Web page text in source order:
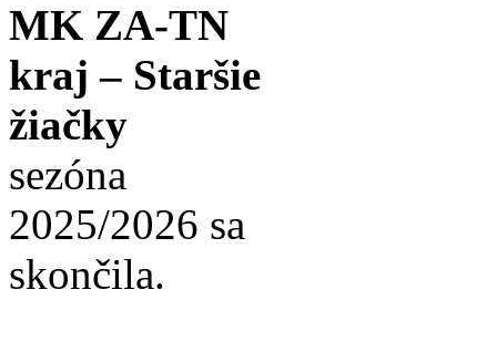
MK ZA-TN
kraj – Staršie
žiačky
sezóna
2025/2026 sa
skončila.